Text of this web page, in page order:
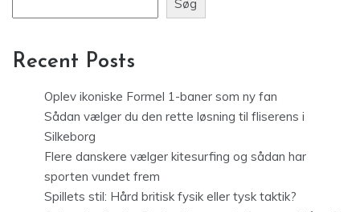
Søg
Recent Posts
Oplev ikoniske Formel 1-baner som ny fan
Sådan vælger du den rette løsning til fliserens i
Silkeborg
Flere danskere vælger kitesurfing og sådan har
sporten vundet frem
Spillets stil: Hård britisk fysik eller tysk taktik?